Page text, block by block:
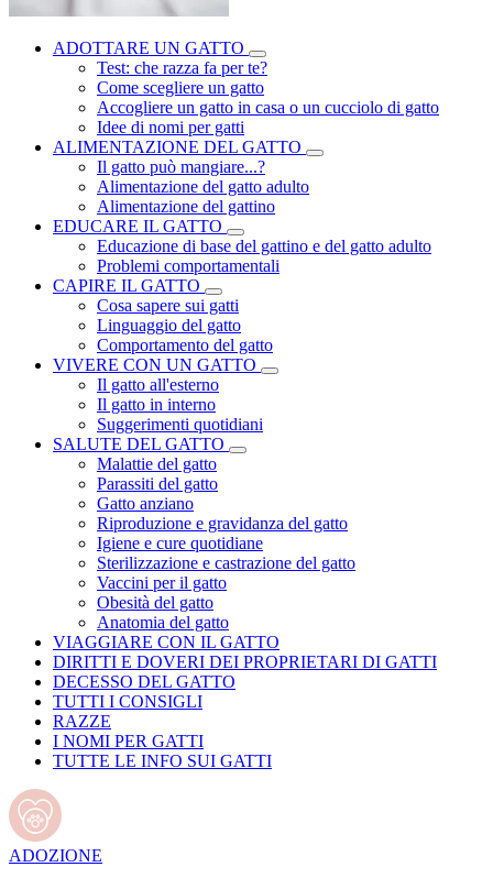
ADOTTARE UN GATTO
Test: che razza fa per te?
Come scegliere un gatto
Accogliere un gatto in casa o un cucciolo di gatto
Idee di nomi per gatti
ALIMENTAZIONE DEL GATTO
Il gatto può mangiare...?
Alimentazione del gatto adulto
Alimentazione del gattino
EDUCARE IL GATTO
Educazione di base del gattino e del gatto adulto
Problemi comportamentali
CAPIRE IL GATTO
Cosa sapere sui gatti
Linguaggio del gatto
Comportamento del gatto
VIVERE CON UN GATTO
Il gatto all'esterno
Il gatto in interno
Suggerimenti quotidiani
SALUTE DEL GATTO
Malattie del gatto
Parassiti del gatto
Gatto anziano
Riproduzione e gravidanza del gatto
Igiene e cure quotidiane
Sterilizzazione e castrazione del gatto
Vaccini per il gatto
Obesità del gatto
Anatomia del gatto
VIAGGIARE CON IL GATTO
DIRITTI E DOVERI DEI PROPRIETARI DI GATTI
DECESSO DEL GATTO
TUTTI I CONSIGLI
RAZZE
I NOMI PER GATTI
TUTTE LE INFO SUI GATTI
ADOZIONE